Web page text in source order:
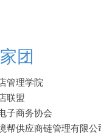
团
管理学院
联盟
子商务协会
帮供应商链管理有限公